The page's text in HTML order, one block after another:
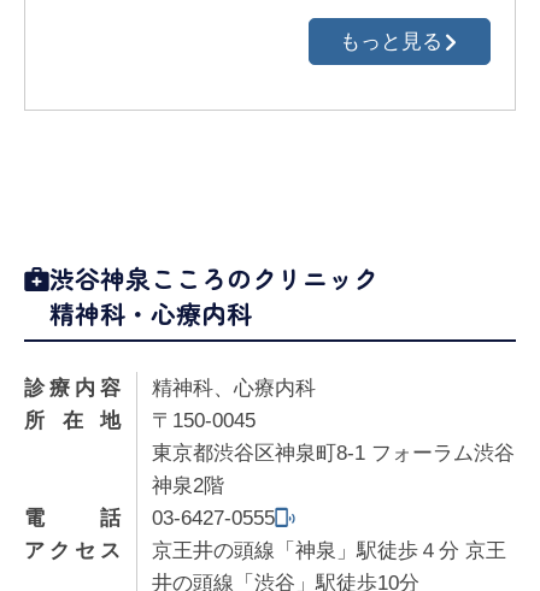
もっと見る
渋谷神泉こころのクリニック
精神科・心療内科
診療内容
精神科、心療内科
所在地
〒150-0045
東京都渋谷区神泉町8-1 フォーラム渋谷
神泉2階
電話
03-6427-0555
アクセス
京王井の頭線「神泉」駅徒歩４分 京王
井の頭線「渋谷」駅徒歩10分